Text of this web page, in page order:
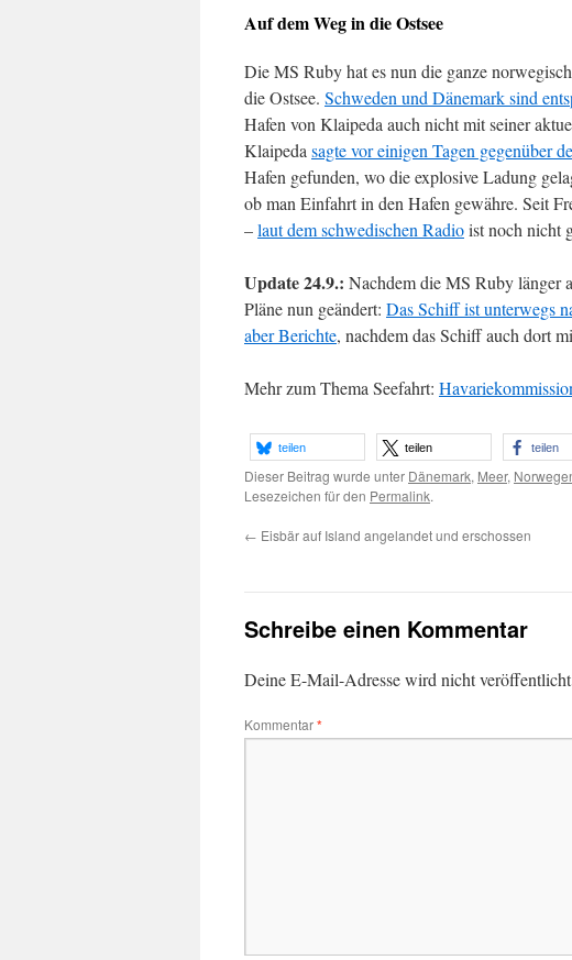
Auf dem Weg in die Ostsee
Die MS Ruby hat es nun die ganze
die Ostsee. Schweden und Dänemark sind
Hafen von Klaipeda auch nicht mit seiner
Klaipeda sagte vor einigen Tagen gegenüber
Hafen gefunden, wo die explosive Ladung
ob man Einfahrt in den Hafen gewähre. Seit
–laut dem schwedischen Radioist noch nicht
Update 24.9.: Nachdem die MS Ruby länger
Pläne nun geändert: Das Schiff ist unterwegs
aber Berichte, nachdem das Schiff auch dort
Mehr zum Thema Seefahrt:
teilen teilen teilen
Dieser Beitrag wurde unter Dänemark, Meer,
Lesezeichen für den Permalink.
← Eisbär auf Island angelandet und erschossen
Schreibe einen Kommentar
Deine E-Mail-Adresse wird nicht
Kommentar*